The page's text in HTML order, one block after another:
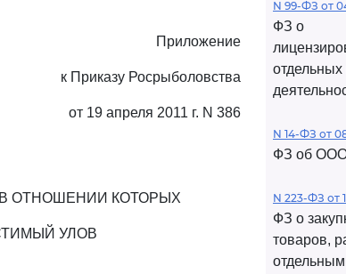
Приложение
к Приказу Росрыболовства
от 19 апреля 2011 г. N 386
ОТНОШЕНИИ КОТОРЫХ
УЛОВ
N 99-ФЗ от
ФЗ о
отдельных
N 14-ФЗ от
ФЗ об
N 223-ФЗ от
ФЗ о
товаров,